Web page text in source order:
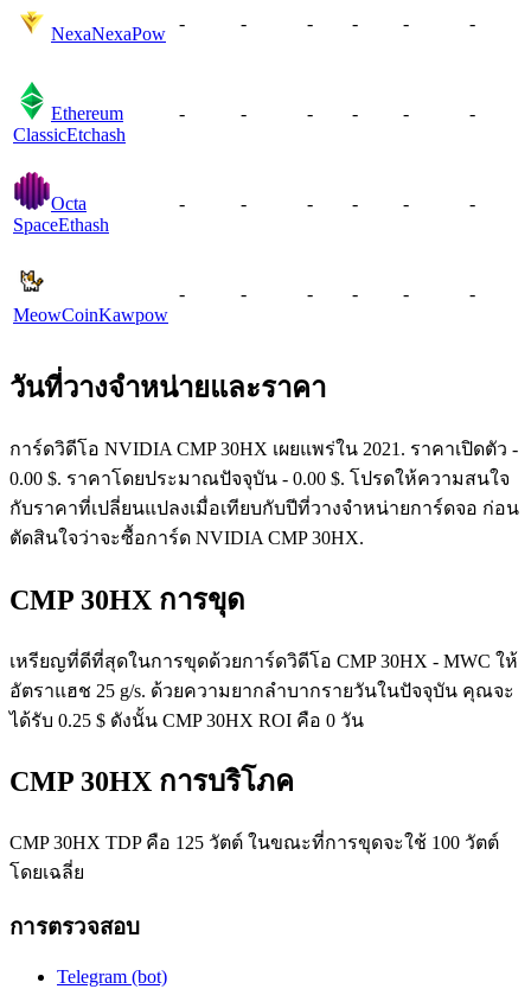
NexaNexaPow
- - - - - -
Ethereum
ClassicEtchash
- - - - - -
Octa
SpaceEthash
- - - - - -
MeowCoinKawpow
- - - - - -
วันที่วางจำหน่ายและราคา
การ์ดวิดีโอ NVIDIA CMP 30HX เผยแพร่ใน 2021. ราคาเปิดตัว -
0.00 $. ราคาโดยประมาณปัจจุบัน - 0.00 $. โปรดให้ความสนใจ
กับราคาที่เปลี่ยนแปลงเมื่อเทียบกับปีที่วางจำหน่ายการ์ดจอ ก่อน
ตัดสินใจว่าจะซื้อการ์ด NVIDIA CMP 30HX.
CMP 30HX การขุด
เหรียญที่ดีที่สุดในการขุดด้วยการ์ดวิดีโอ CMP 30HX - MWC ให้
อัตราแฮช 25 g/s. ด้วยความยากลำบากรายวันในปัจจุบัน คุณจะ
ได้รับ 0.25 $ ดังนั้น CMP 30HX ROI คือ 0 วัน
CMP 30HX การบริโภค
CMP 30HX TDP คือ 125 วัตต์ ในขณะที่การขุดจะใช้ 100 วัตต์
โดยเฉลี่ย
การตรวจสอบ
Telegram (bot)